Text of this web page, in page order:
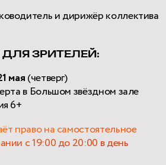
и дирижёр коллектива
ЗРИТЕЛЕЙ:
мая(четверг)
в Большом звёздном зале
6+
право на самостоятельное
с 19:00 до 20:00 в день